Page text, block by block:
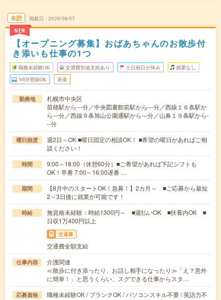
未読
NEW
掲載日 2026/08/07
【オープニング募集】おばあちゃんのお散歩付
き添いも仕事の1つ
職種未経験OK 交通費別途支給あり 土日祝日が休み 残業なし
WEB登録OK 派遣
勤務地
札幌市中央区
苗穂駅から---分／中央図書館前駅から---分／西線１６条駅か
ら---分／西線９条旭山公園通駅から---分／山鼻１９条駅から-
--分
曜日頻度
週2日～OK ■曜日固定の相談OK！ ■希望の曜日があればご相
談ください！
時間
9:00～18:00（休憩60分）■ご希望があれば下記シフトも
OK！早番 7:00～16:00遅番 …
期間
【8月中のスタートOK！急募！】2カ月～ ■ご応募から最短
2～3日後に就業が可能です！
時給
無資格未経験：時給1300円～ ■週払いOK ■扶養内OK ■
日収1万400円以上
交通費
交通費全額支給
仕事内容
介護関連
≪散歩に付き添ったり、お話し相手になったり≫「え？意外
に簡単！」と思うくらい、スグできる仕事からスタ…
応募資格
職種未経験OK / ブランクOK / パソコンスキル不要 / 英語力不